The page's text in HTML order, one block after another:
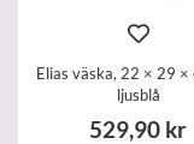
Elias väska, 22 × 29 ×
ljusblå
529,90 kr